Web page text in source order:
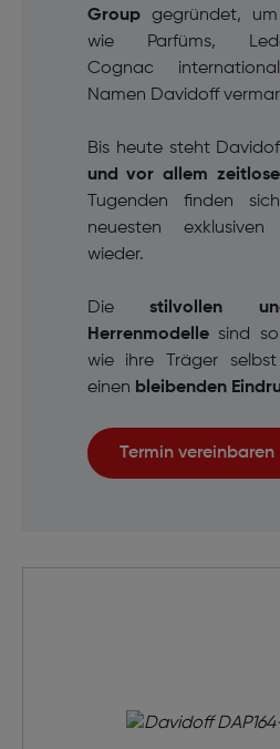
Groupgegründet, um
wie Parfüms,
Cognac
Namen Davidoff
Bis heute steht
und vor allem
Tugenden finden
neuesten exklusiven
wieder.
Diestilvollen
Herrenmodellesind so
wie ihre Träger
einen bleibenden
Termin vereinbaren